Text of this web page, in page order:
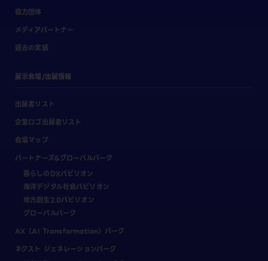
協力団体
メディアパートナー
過去の実績
展示会場/出展情報
出展者リスト
企業ロゴ出展者リスト
会場マップ
パートナーズ&グローバルパーク
暮らしのDXパビリオン
海洋デジタル社会パビリオン
地方創生2.0パビリオン
グローバルパーク
AX（AI Transformation）パーク
ネクスト ジェネレーションパーク